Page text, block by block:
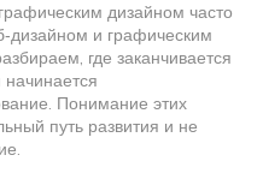
дизайном часто
и графическим
где заканчивается
начинается
Понимание этих
путь развития и не